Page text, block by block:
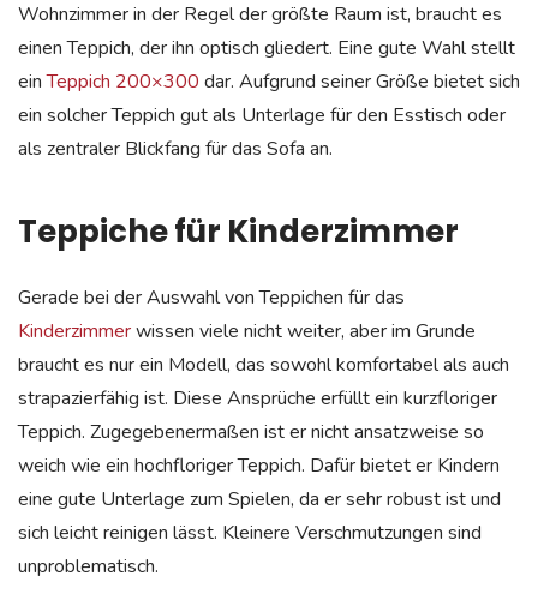
Wohnzimmer in der Regel der größte Raum ist, braucht es
einen Teppich, der ihn optisch gliedert. Eine gute Wahl stellt
einTeppich 200×300 dar. Aufgrund seiner Größe bietet sich
ein solcher Teppich gut als Unterlage für den Esstisch oder
als zentraler Blickfang für das Sofa an.
Teppiche für Kinderzimmer
Gerade bei der Auswahl von Teppichen für das
Kinderzimmerwissen viele nicht weiter, aber im Grunde
braucht es nur ein Modell, das sowohl komfortabel als auch
strapazierfähig ist. Diese Ansprüche erfüllt ein kurzfloriger
Teppich. Zugegebenermaßen ist er nicht ansatzweise so
weich wie ein hochfloriger Teppich. Dafür bietet er Kindern
eine gute Unterlage zum Spielen, da er sehr robust ist und
sich leicht reinigen lässt. Kleinere Verschmutzungen sind
unproblematisch.